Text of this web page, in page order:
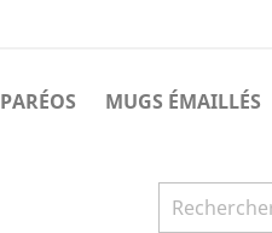
PARÉOS
MUGS ÉMAILLÉS